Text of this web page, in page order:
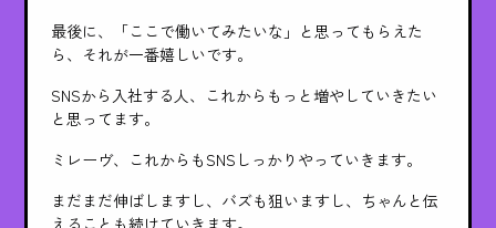
最後に、「ここで働いてみたいな」と思ってもらえた
ら、それが一番嬉しいです。
SNSから入社する人、これからもっと増やしていきたい
と思ってます。
ミレーヴ、これからもSNSしっかりやっていきます。
まだまだ伸ばしますし、バズも狙いますし、ちゃんと伝